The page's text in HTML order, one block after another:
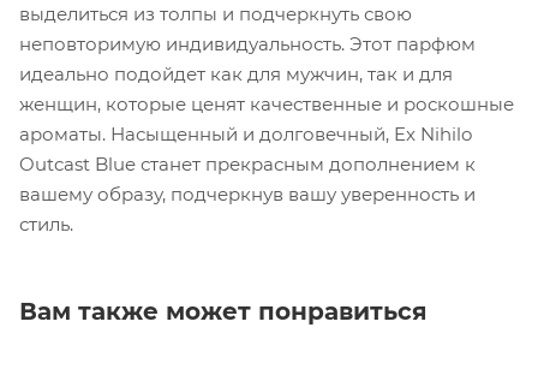
выделиться из толпы и подчеркнуть свою
неповторимую индивидуальность. Этот парфюм
идеально подойдет как для мужчин, так и для
женщин, которые ценят качественные и роскошные
ароматы. Насыщенный и долговечный, Ex Nihilo
Outcast Blue станет прекрасным дополнением к
вашему образу, подчеркнув вашу уверенность и
стиль.
Вам также может понравиться